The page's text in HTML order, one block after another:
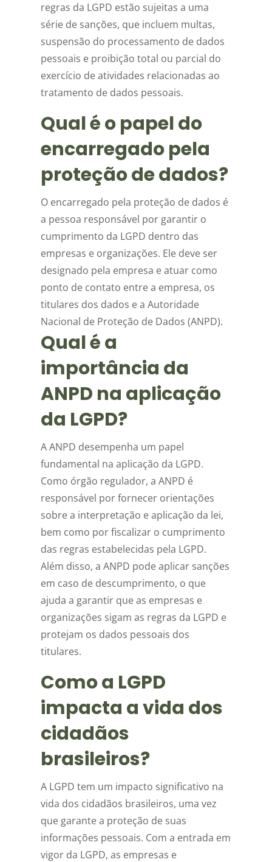
regras da LGPD estão sujeitas a uma
série de sanções, que incluem multas,
suspensão do processamento de dados
pessoais e proibição total ou parcial do
exercício de atividades relacionadas ao
tratamento de dados pessoais.
Qual é o papel do
encarregado pela
proteção de dados?
O encarregado pela proteção de dados é
a pessoa responsável por garantir o
cumprimento da LGPD dentro das
empresas e organizações. Ele deve ser
designado pela empresa e atuar como
ponto de contato entre a empresa, os
titulares dos dados e a Autoridade
Nacional de Proteção de Dados (ANPD).
Qual é a
importância da
ANPD na aplicação
da LGPD?
A ANPD desempenha um papel
fundamental na aplicação da LGPD.
Como órgão regulador, a ANPD é
responsável por fornecer orientações
sobre a interpretação e aplicação da lei,
bem como por fiscalizar o cumprimento
das regras estabelecidas pela LGPD.
Além disso, a ANPD pode aplicar sanções
em caso de descumprimento, o que
ajuda a garantir que as empresas e
organizações sigam as regras da LGPD e
protejam os dados pessoais dos
titulares.
Como a LGPD
impacta a vida dos
cidadãos
brasileiros?
A LGPD tem um impacto significativo na
vida dos cidadãos brasileiros, uma vez
que garante a proteção de suas
informações pessoais. Com a entrada em
vigor da LGPD, as empresas e